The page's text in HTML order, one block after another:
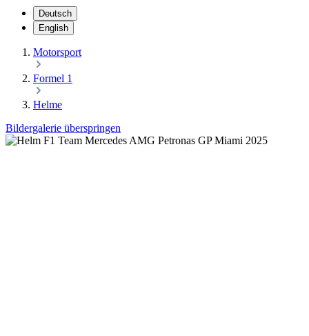
Deutsch
English
Motorsport
Formel 1
Helme
Bildergalerie überspringen